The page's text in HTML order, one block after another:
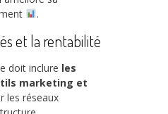
.
et la rentabilité
doit inclure les
marketing et
les réseaux